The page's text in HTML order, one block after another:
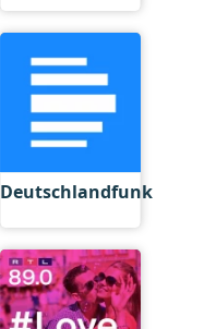
Deutschlandfunk